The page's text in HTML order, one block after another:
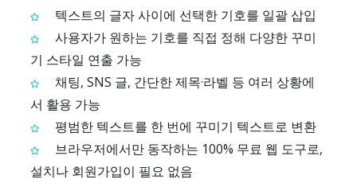
텍스트의 글자 사이에 선택한 기호를 일괄 삽입
사용자가 원하는 기호를 직접 정해 다양한 꾸미
기 스타일 연출 가능
채팅, SNS 글, 간단한 제목·라벨 등 여러 상황에
서 활용 가능
평범한 텍스트를 한 번에 꾸미기 텍스트로 변환
브라우저에서만 동작하는 100% 무료 웹 도구로,
설치나 회원가입이 필요 없음